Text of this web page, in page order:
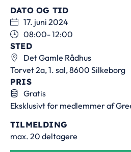
DATO OG TID
17. juni 2024
08:00- 12:00
STED
Det Gamle Rådhus
Torvet 2a, 1. sal, 8600 Silkeborg
PRIS
Gratis
Eksklusivt for medlemmer af
TILMELDING
max. 20 deltagere